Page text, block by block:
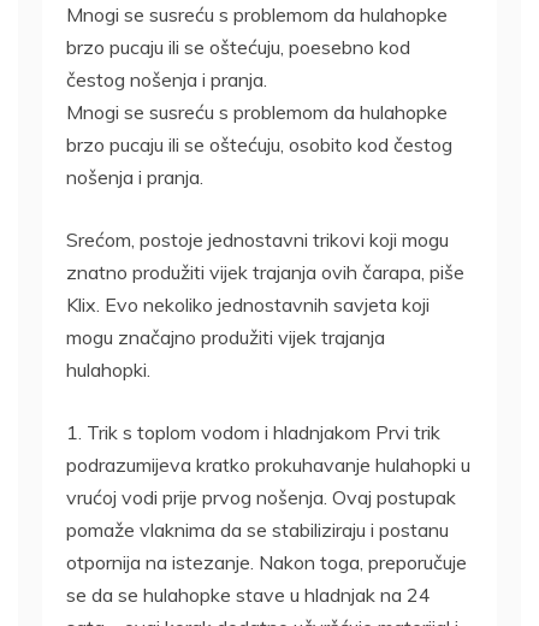
Mnogi se susreću s problemom da hulahopke
brzo pucaju ili se oštećuju, poesebno kod
čestog nošenja i pranja.
Mnogi se susreću s problemom da hulahopke
brzo pucaju ili se oštećuju, osobito kod čestog
nošenja i pranja.
Srećom, postoje jednostavni trikovi koji mogu
znatno produžiti vijek trajanja ovih čarapa, piše
Klix. Evo nekoliko jednostavnih savjeta koji
mogu značajno produžiti vijek trajanja
hulahopki.
1. Trik s toplom vodom i hladnjakom Prvi trik
podrazumijeva kratko prokuhavanje hulahopki u
vrućoj vodi prije prvog nošenja. Ovaj postupak
pomaže vlaknima da se stabiliziraju i postanu
otpornija na istezanje. Nakon toga, preporučuje
se da se hulahopke stave u hladnjak na 24